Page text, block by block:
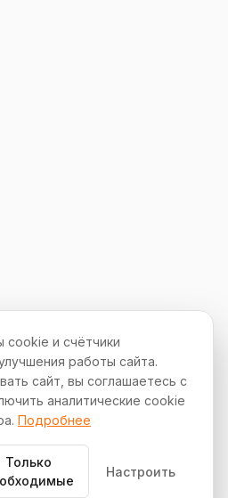
Все права защищены.
и счётчики
работы сайта.
сайт, вы соглашаетесь с
аналитические cookie
Подробнее
Только
Настроить